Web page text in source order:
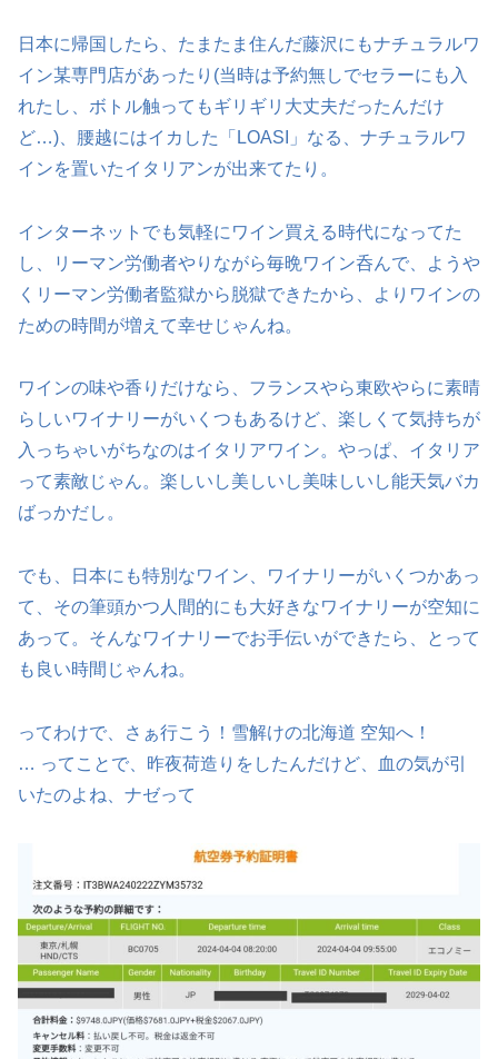
日本に帰国したら、たまたま住んだ藤沢にもナチュラルワ
イン某専門店があったり(当時は予約無しでセラーにも入
れたし、ボトル触ってもギリギリ大丈夫だったんだけ
ど…)、腰越にはイカした「LOASI」なる、ナチュラルワ
インを置いたイタリアンが出来てたり。
インターネットでも気軽にワイン買える時代になってた
し、リーマン労働者やりながら毎晩ワイン呑んで、ようや
くリーマン労働者監獄から脱獄できたから、よりワインの
ための時間が増えて幸せじゃんね。
ワインの味や香りだけなら、フランスやら東欧やらに素晴
らしいワイナリーがいくつもあるけど、楽しくて気持ちが
入っちゃいがちなのはイタリアワイン。やっぱ、イタリア
って素敵じゃん。楽しいし美しいし美味しいし能天気バカ
ばっかだし。
でも、日本にも特別なワイン、ワイナリーがいくつかあっ
て、その筆頭かつ人間的にも大好きなワイナリーが空知に
あって。そんなワイナリーでお手伝いができたら、とって
も良い時間じゃんね。
ってわけで、さぁ行こう！雪解けの北海道 空知へ！
… ってことで、昨夜荷造りをしたんだけど、血の気が引
いたのよね、ナゼって